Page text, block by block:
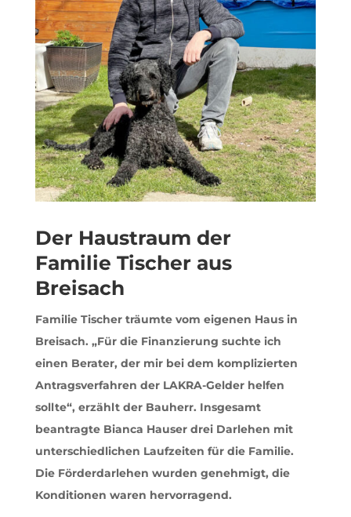
Der Haustraum der
Familie Tischer aus
Breisach
Familie Tischer träumte vom eigenen Haus in
Breisach. „Für die Finanzierung suchte ich
einen Berater, der mir bei dem komplizierten
Antragsverfahren der LAKRA-Gelder helfen
sollte“, erzählt der Bauherr. Insgesamt
beantragte Bianca Hauser drei Darlehen mit
unterschiedlichen Laufzeiten für die Familie.
Die Förderdarlehen wurden genehmigt, die
Konditionen waren hervorragend.